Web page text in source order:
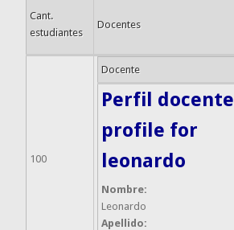
Cant.
estudiantes
Docentes
100
Docente
Perfil docente
profile for
leonardo
Nombre:
Leonardo
Apellido: